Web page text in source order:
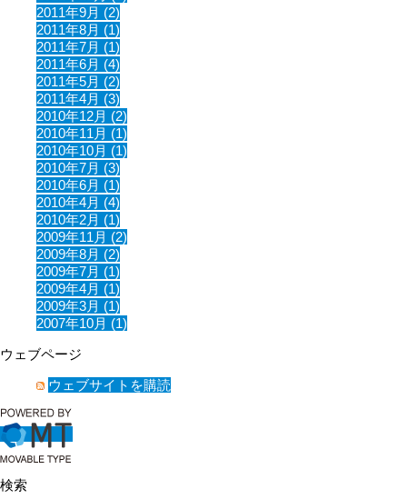
2011年9月 (2)
2011年8月 (1)
2011年7月 (1)
2011年6月 (4)
2011年5月 (2)
2011年4月 (3)
2010年12月 (2)
2010年11月 (1)
2010年10月 (1)
2010年7月 (3)
2010年6月 (1)
2010年4月 (4)
2010年2月 (1)
2009年11月 (2)
2009年8月 (2)
2009年7月 (1)
2009年4月 (1)
2009年3月 (1)
2007年10月 (1)
ウェブページ
ウェブサイトを購読
検索